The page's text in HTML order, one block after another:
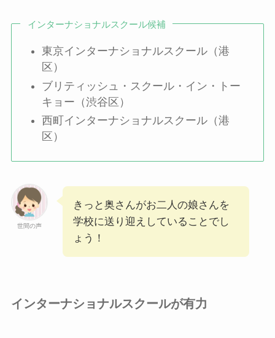
インターナショナルスクール候補
東京インターナショナルスクール（港
区）
ブリティッシュ・スクール・イン・トー
キョー（渋谷区）
西町インターナショナルスクール（港
区）
世間の声
きっと奥さんがお二人の娘さんを
学校に送り迎えしていることでし
ょう！
インターナショナルスクールが有力